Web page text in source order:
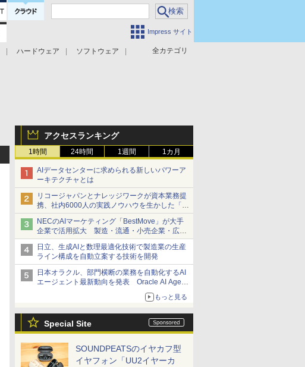
Impress サイト
全カテゴリ
ハードウェア
ソフトウェア
アクセスランキング
1時間 24時間 1週間 1カ月
AIデータセンターに求められる新しいパワーア
ーキテクチャとは
リコージャパンとナレッジワークが資本業務提
携、社内6000人の実践ノウハウを生かした「AI
商談記録 for RICOH」を展開へ
NECのAIマーケティング「BestMove」が大手
企業で活用拡大 製造・流通・小売企業・広告
代理店などが実装フェーズへ
日立、生成AIと数理最適化技術で製造業の生産
ライン構成を自動立案する技術を開発
日本オラクル、部門横断の業務を自動化するAI
エージェント最新動向を発表 Oracle AI Agent
Studioで企業の意思決定と開発を加速
もっと見る
Special Site
SOUNDPEATSのイヤカフ型
イヤフォン「UU2イヤーカ